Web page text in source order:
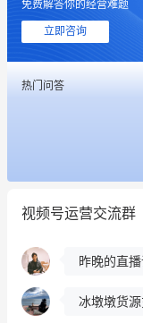
免费解答你的经营难题
立即咨询
热门问答
视频号运营交流群
用有赞就
餐饮也得
昨晚的直
冰墩墩货